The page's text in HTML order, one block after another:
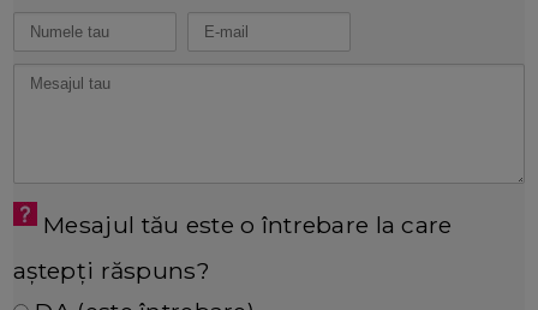
Mesajul tău este o întrebare la care
aștepți răspuns?